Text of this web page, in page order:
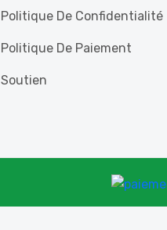
Politique De Confidentialité
Politique De Paiement
Soutien